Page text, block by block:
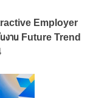
Employer
นงาน Future Trend